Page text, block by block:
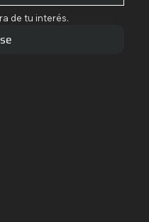
de tu interés.